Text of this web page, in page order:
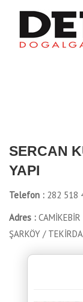
SERCAN
YAPI
Telefon : 282 518
Adres :
ŞARKÖY /